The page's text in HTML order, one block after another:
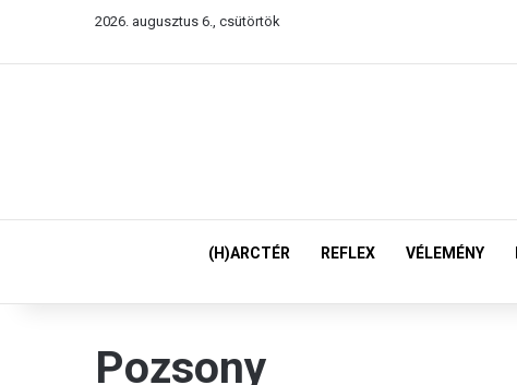
2026. augusztus 6., csütörtök
(H)ARCTÉR REFLEX VÉLEMÉNY
Pozsony